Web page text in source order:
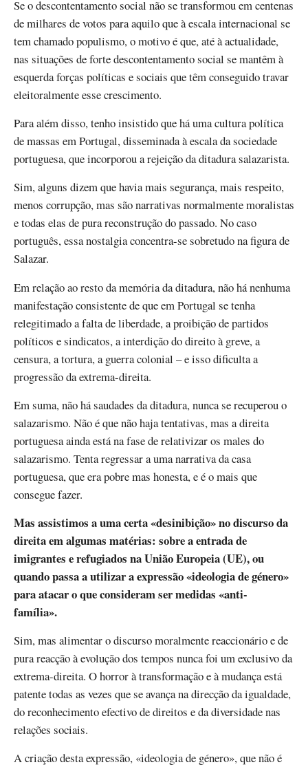
Se o descontentamento social não se transformou em centenas
de milhares de votos para aquilo que à escala internacional se
tem chamado populismo, o motivo é que, até à actualidade,
nas situações de forte descontentamento social se mantêm à
esquerda forças políticas e sociais que têm conseguido travar
eleitoralmente esse crescimento.
Para além disso, tenho insistido que há uma cultura política
de massas em Portugal, disseminada à escala da sociedade
portuguesa, que incorporou a rejeição da ditadura salazarista.
Sim, alguns dizem que havia mais segurança, mais respeito,
menos corrupção, mas são narrativas normalmente moralistas
e todas elas de pura reconstrução do passado. No caso
português, essa nostalgia concentra-se sobretudo na figura de
Salazar.
Em relação ao resto da memória da ditadura, não há nenhuma
manifestação consistente de que em Portugal se tenha
relegitimado a falta de liberdade, a proibição de partidos
políticos e sindicatos, a interdição do direito à greve, a
censura, a tortura, a guerra colonial – e isso dificulta a
progressão da extrema-direita.
Em suma, não há saudades da ditadura, nunca se recuperou o
salazarismo. Não é que não haja tentativas, mas a direita
portuguesa ainda está na fase de relativizar os males do
salazarismo. Tenta regressar a uma narrativa da casa
portuguesa, que era pobre mas honesta, e é o mais que
consegue fazer.
Mas assistimos a uma certa «desinibição» no discurso da
direita em algumas matérias: sobre a entrada de
imigrantes e refugiados na União Europeia (UE), ou
quando passa a utilizar a expressão «ideologia de género»
para atacar o que consideram ser medidas «anti-
família».
Sim, mas alimentar o discurso moralmente reaccionário e de
pura reacção à evolução dos tempos nunca foi um exclusivo da
extrema-direita. O horror à transformação e à mudança está
patente todas as vezes que se avança na direcção da igualdade,
do reconhecimento efectivo de direitos e da diversidade nas
relações sociais.
A criação desta expressão, «ideologia de género», que não é